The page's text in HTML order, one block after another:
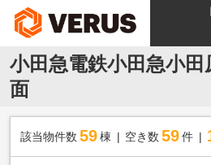
小田急電鉄小田急小
面
該当物件数 59棟 空き数 59 件